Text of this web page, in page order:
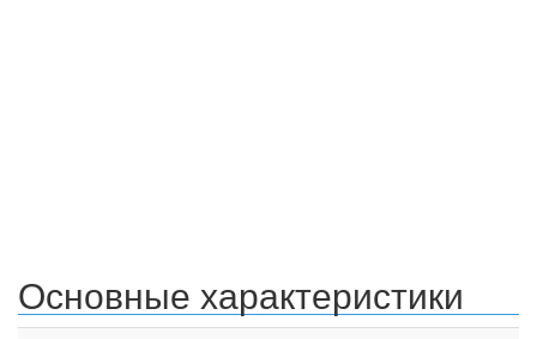
Основные характеристики